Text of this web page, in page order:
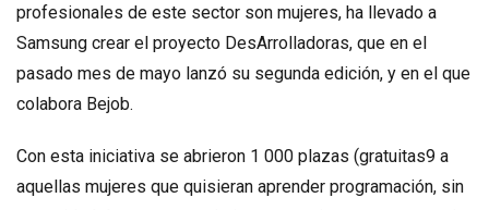
profesionales de este sector son mujeres, ha llevado a
Samsung crear el proyecto DesArrolladoras, que en el
pasado mes de mayo lanzó su segunda edición, y en el que
colabora Bejob.
Con esta iniciativa se abrieron 1 000 plazas (gratuitas9 a
aquellas mujeres que quisieran aprender programación, sin